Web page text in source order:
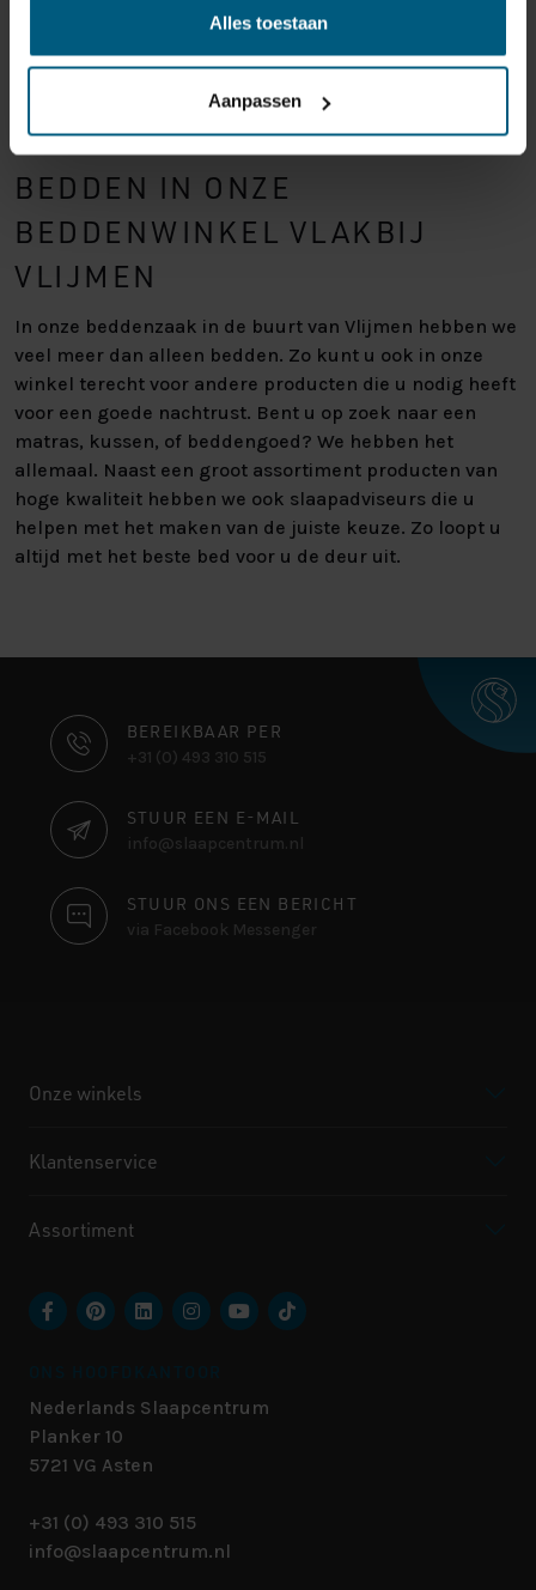
Alles toestaan
Aanpassen
VEEL MEER DAN ALLEEN
BEDDEN IN ONZE
BEDDENWINKEL VLAKBIJ
VLIJMEN
In onze beddenzaak in de buurt van Vlijmen hebben we
veel meer dan alleen bedden. Zo kunt u ook in onze
winkel terecht voor andere producten die u nodig heeft
voor een goede nachtrust. Bent u op zoek naar een
matras, kussen, of beddengoed? We hebben het
allemaal. Naast een groot assortiment producten van
hoge kwaliteit hebben we ook slaapadviseurs die u
helpen met het maken van de juiste keuze. Zo loopt u
altijd met het beste bed voor u de deur uit.
CONTACT
INFORMATIE
BEREIKBAAR PER
+31 (0) 493 310 515
STUUR EEN E-MAIL
info@slaapcentrum.nl
STUUR ONS EEN BERICHT
via Facebook Messenger
Onze winkels
Klantenservice
Assortiment
Nederlands Slaapcentrum
Planker 10
5721 VG Asten
+31 (0) 493 310 515
info@slaapcentrum.nl